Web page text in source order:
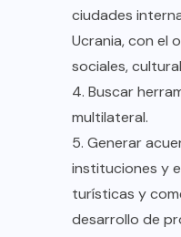
ciudades
Ucrania, con el
sociales,
4. Buscar
multilateral.
5. Generar
instituciones y
turísticas y
desarrollo de